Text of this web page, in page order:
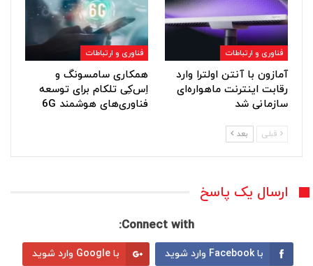
فناوری و ارتباطات
آمازون با آنتن اولترا وارد
رقابت اینترنت ماهواره‌ای
سازمانی شد
فناوری و ارتباطات
همکاری سامسونگ و
اِس‌کِی تلکام برای توسعه
فناوری‌های هوشمند 6G
قبلی بعد
ارسال یک پاسخ
Connect with:
با Facebook وارد شوید با Google وارد شوید